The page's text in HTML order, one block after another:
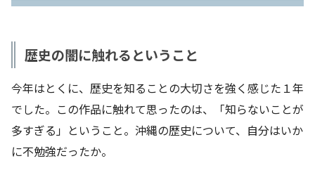
歴史の闇に触れるということ
今年はとくに、歴史を知ることの大切さを強く感じた１年
でした。この作品に触れて思ったのは、「知らないことが
多すぎる」ということ。沖縄の歴史について、自分はいか
に不勉強だったか。